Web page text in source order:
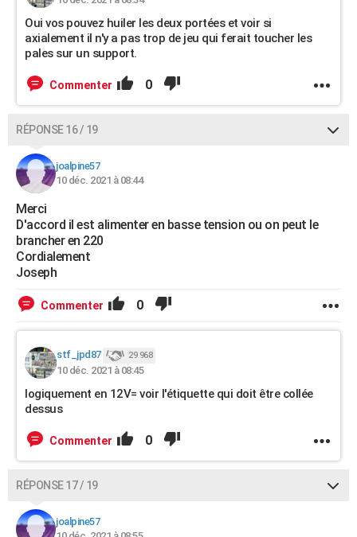
Oui vos pouvez huiler les deux portées et voir si
axialement il n'y a pas trop de jeu qui ferait toucher les
pales sur un support.
Commenter 0
RÉPONSE 16 / 19
joalpine57
10 déc. 2021 à 08:44
Merci
D'accord il est alimenter en basse tension ou on peut le
brancher en 220
Cordialement
Joseph
Commenter 0
stf_jpd87 29 968
10 déc. 2021 à 08:45
logiquement en 12V= voir l'étiquette qui doit être collée
dessus
Commenter 0
RÉPONSE 17 / 19
joalpine57